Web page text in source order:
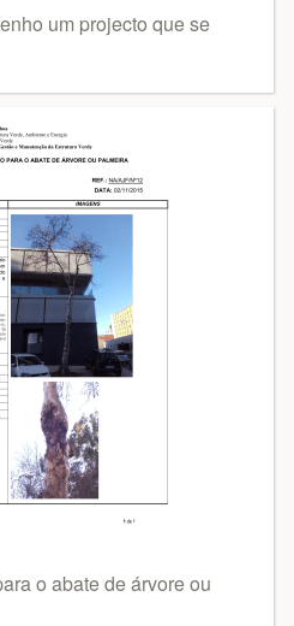
um projecto que se
o abate de árvore ou